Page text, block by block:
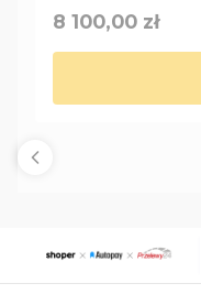
Cena
8 100,00 zł